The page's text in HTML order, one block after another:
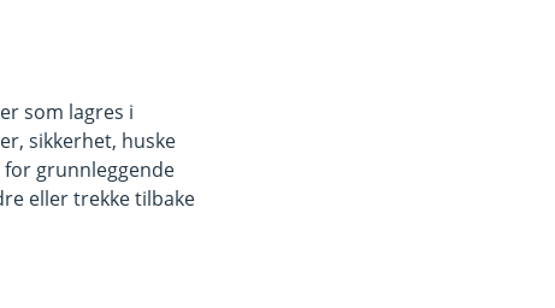
som lagres i
sikkerhet, huske
grunnleggende
eller trekke tilbake